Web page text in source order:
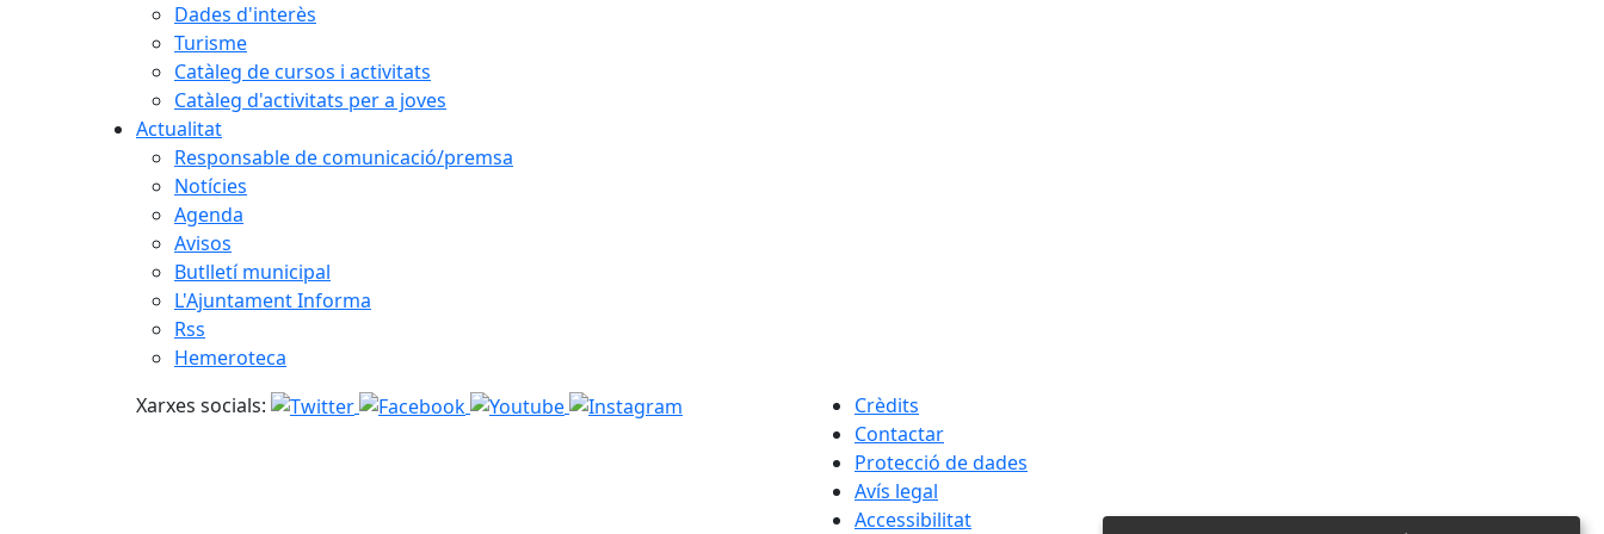
Dades d'interès
Turisme
Catàleg de cursos i activitats
Catàleg d'activitats per a joves
Actualitat
Responsable de comunicació/premsa
Notícies
Agenda
Avisos
Butlletí municipal
L'Ajuntament Informa
Rss
Hemeroteca
Xarxes socials:
Crèdits
Contactar
Protecció de dades
Avís legal
Accessibilitat